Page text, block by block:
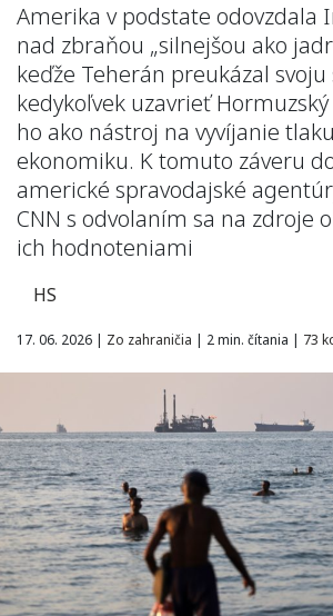
Amerika v podstate odovzdala
nad zbraňou „silnejšou ako
keďže Teherán preukázal
kedykoľvek uzavrieť
ho ako nástroj na vyvíjanie
ekonomiku. K tomuto záveru
americké spravodajské
CNN s odvolaním sa na zdroje
ich hodnoteniami
HS
17. 06. 2026 | Zo zahraničia | 2 min. čítania | 73